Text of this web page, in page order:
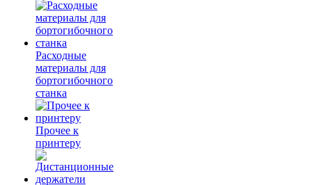
Расходные
материалы для
бортогибочного
станка
Прочее к
принтеру